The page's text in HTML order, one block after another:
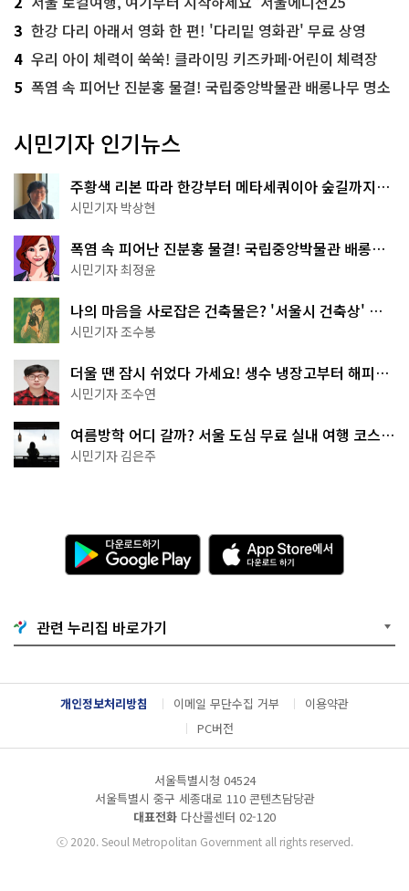
3 한강 다리 아래서 영화 한 편! '다리밑 영화관' 무료 상영
4 우리 아이 체력이 쑥쑥! 클라이밍 키즈카페·어린이 체력장
5 폭염 속 피어난 진분홍 물결! 국립중앙박물관 배롱나무 명소
시민기자 인기뉴스
주황색 리본 따라 한강부터 메타세쿼이아 숲길까지…
서울둘레길 15코스
시민기자 박상현
폭염 속 피어난 진분홍 물결! 국립중앙박물관 배롱나
무 명소
시민기자 최정윤
나의 마음을 사로잡은 건축물은? '서울시 건축상' 수
상작 공개!
시민기자 조수봉
더울 땐 잠시 쉬었다 가세요! 생수 냉장고부터 해피소
·무더위쉼터까지
시민기자 조수연
여름방학 어디 갈까? 서울 도심 무료 실내 여행 코스
추천
시민기자 김은주
다
운
로
기
G
o
g
l
e
A
p
p
e
서
다
운
관련 누리집 바로가기
개인정보처리방침 이메일 무단수집 거부
이용약관
PC버전
서울특별시청 04524
서울특별시 중구 세종대로 110 콘텐츠담당관
대표전화 다산콜센터 02-120
ⓒ2020. Seoul Metropolitan Government all rights reserved.